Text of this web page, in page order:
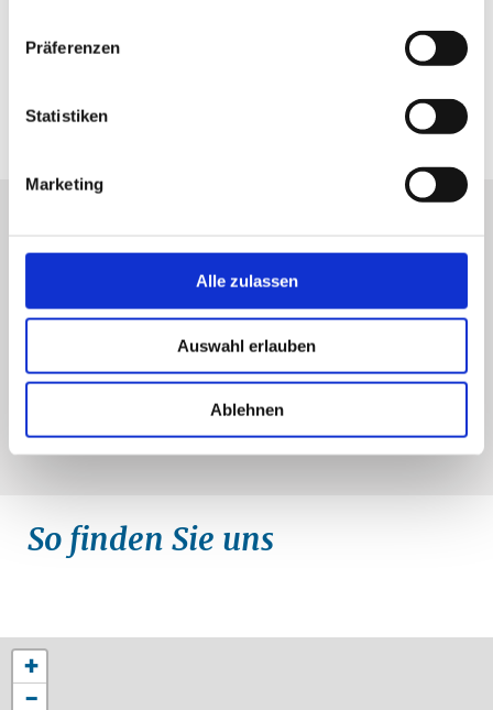
Präferenzen
Statistiken
Marketing
Alle zulassen
Auswahl erlauben
Ablehnen
M. Lenthe
So finden Sie uns
+
−